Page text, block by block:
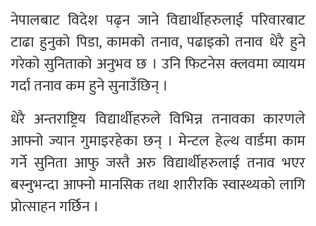
नेपालबाट विदेश पढ्न जाने विद्यार्थीहरुलाई परिवारबाट
टाढा हुनुको पिडा, कामको तनाव, पढाइको तनाव धेरै हुने
गरेको सुनिताको अनुभव छ । उनि फिटनेस क्लवमा व्यायम
गर्दा तनाव कम हुने सुनाउँछिन् ।
धेरै अन्तराष्ट्रिय विद्यार्थीहरुले विभिन्न तनावका कारणले
आफ्नो ज्यान गुमाइरहेका छन् । मेन्टल हेल्थ वार्डमा काम
गर्ने सुनिता आफु जस्तै अरु विद्यार्थीहरुलाई तनाव भएर
बस्नुभन्दा आफ्नो मानसिक तथा शारीरकि स्वास्थ्यको लागि
प्रोत्साहन गर्छिन ।